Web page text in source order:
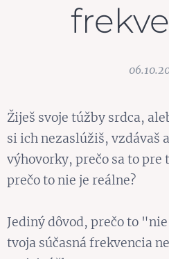
Žiješ svoje túžby srdca,
si ich nezaslúžiš, vzdávaš
výhovorky, prečo sa to pre
prečo to nie je reálne?
Jediný dôvod, prečo to
tvoja súčasná frekvencia